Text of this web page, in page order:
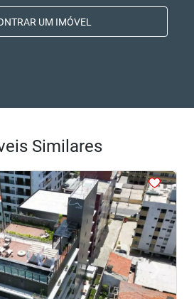
UM IMÓVEL
Similares
›Next